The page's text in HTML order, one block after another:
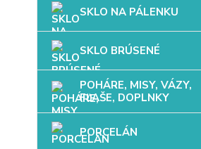
SKLO NA PÁLENKU
SKLO BRÚSENÉ
POHÁRE, MISY, VÁZY,
FĽAŠE, DOPLNKY
PORCELÁN